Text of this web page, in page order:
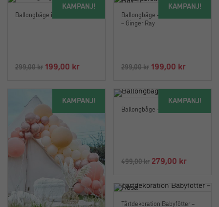
KAMPANJ!
Ballongbåge i pastell
299,00kr Det
priset
var:
299,00 kr.
199,00 krDet
priset
är:
199,00 kr.
KAMPANJ!
Ballongbåge – Rosa/persika/vit
– Ginger Ray
299,00kr Det
priset
299,00 kr.
199,00 krDet
priset
är:
199,00
KAMPANJ! KAMPANJ!
Ballongbåge – Rosa-Lila
499,00kr Det
priset
279,00 krDet
priset
Tårtdekoration Babyfötter –